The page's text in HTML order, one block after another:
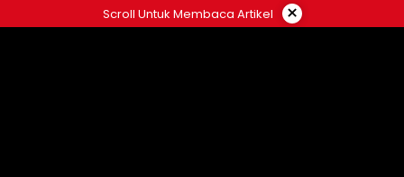
to
Scroll Untuk Membaca Artikel ×